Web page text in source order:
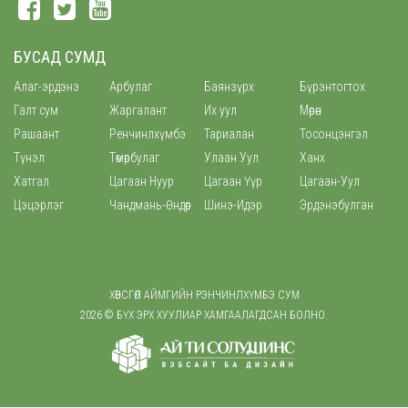
БУСАД СУМД
Алаг-эрдэнэ Арбулаг Баянзүрх
Бүрэнтогтох
Галт сум
Жаргалант Их уул
Мөрөн
Рашаант
Ренчинлхүмбэ Тариалан
Тосонцэнгэл
Түнэл
Төмөрбулаг Улаан Уул
Ханх
Хатгал
Цагаан Нуур Цагаан Үүр
Цагаан-Уул
Цэцэрлэг
Чандмань-Өндөр Шинэ-Идэр Эрдэнэбулган
ХӨВСГӨЛ АЙМГИЙН РЭНЧИНЛХҮМБЭ СУМ
2026 © БҮХ ЭРХ ХУУЛИАР ХАМГААЛАГДСАН БОЛНО.